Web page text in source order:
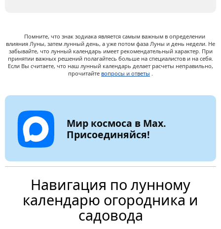
Помните, что знак зодиака является самым важным в определении
влияния Луны, затем лунный день, а уже потом фаза Луны и день недели. Не
забывайте, что лунный календарь имеет рекомендательный характер. При
принятии важных решений полагайтесь больше на специалистов и на себя.
Если Вы считаете, что наш лунный календарь делает расчеты неправильно,
прочитайте вопросы и ответы .
Мир космоса в Max.
Присоединяйся!
Навигация по лунному
календарю огородника и
садовода